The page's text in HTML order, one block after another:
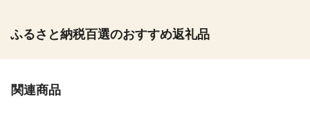
ふるさと納税百選のおすすめ返礼品
関連商品